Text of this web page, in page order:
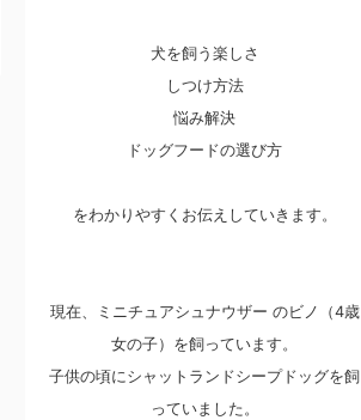
犬を飼う楽しさ
しつけ方法
悩み解決
ドッグフードの選び方
をわかりやすくお伝えしていきます。
現在、ミニチュアシュナウザー のビノ（4歳
女の子）を飼っています。
子供の頃にシャットランドシープドッグを飼
っていました。